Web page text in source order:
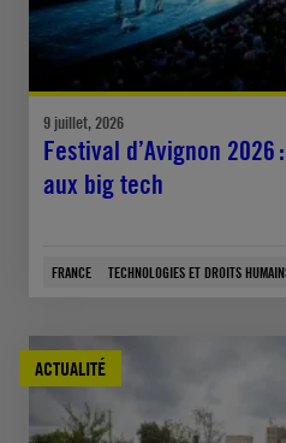
9 juillet, 2026
Festival d’Avignon
aux big tech
FRANCE TECHNOLOGIES ET DROITS
ACTUALITÉ